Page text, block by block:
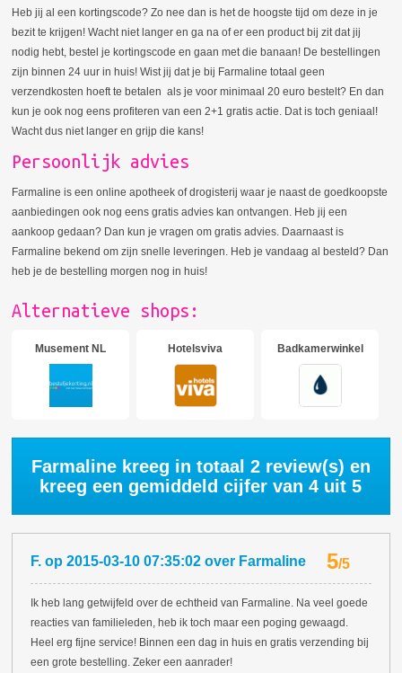
Heb jij al een kortingscode? Zo nee dan is het de hoogste tijd om deze in je
bezit te krijgen! Wacht niet langer en ga na of er een product bij zit dat jij
nodig hebt, bestel je kortingscode en gaan met die banaan! De bestellingen
zijn binnen 24 uur in huis! Wist jij dat je bij Farmaline totaal geen
verzendkosten hoeft te betalen als je voor minimaal 20 euro bestelt? En dan
kun je ook nog eens profiteren van een 2+1 gratis actie. Dat is toch geniaal!
Wacht dus niet langer en grijp die kans!
Persoonlijk advies
Farmaline is een online apotheek of drogisterij waar je naast de goedkoopste
aanbiedingen ook nog eens gratis advies kan ontvangen. Heb jij een
aankoop gedaan? Dan kun je vragen om gratis advies. Daarnaast is
Farmaline bekend om zijn snelle leveringen. Heb je vandaag al besteld? Dan
heb je de bestelling morgen nog in huis!
Alternatieve shops:
Musement NL Hotelsviva Badkamerwinkel
Farmaline kreeg in totaal 2review(s) en
kreeg een gemiddeld cijfer van4 uit 5
F. op2015-03-10 07:35:02 over Farmaline 5/5
Ik heb lang getwijfeld over de echtheid van Farmaline. Na veel goede
reacties van familieleden, heb ik toch maar een poging gewaagd.
Heel erg fijne service! Binnen een dag in huis en gratis verzending bij
een grote bestelling. Zeker een aanrader!